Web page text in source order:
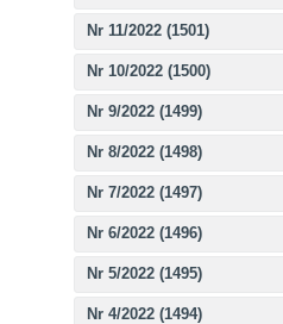
Nr 11/2022 (1501)
Nr 10/2022 (1500)
Nr 9/2022 (1499)
Nr 8/2022 (1498)
Nr 7/2022 (1497)
Nr 6/2022 (1496)
Nr 5/2022 (1495)
Nr 4/2022 (1494)